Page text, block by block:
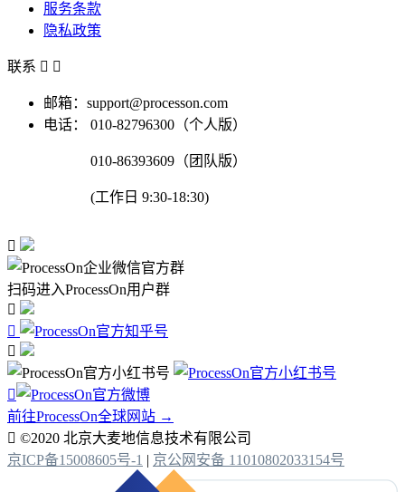
服务条款
隐私政策
联系  
邮箱：support@processon.com
电话：
010-82796300（个人版）
010-86393609（团队版）
(工作日 9:30-18:30)

扫码进入ProcessOn用户群




前往ProcessOn全球网站 →
 ©2020 北京大麦地信息技术有限公司
京ICP备15008605号-1 | 京公网安备 11010802033154号